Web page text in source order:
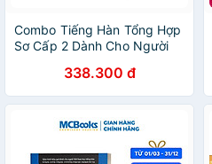
Combo Tiếng Hàn Tổng Hợp
Sơ Cấp 2 Dành Cho Người
Kèm App338.300 đ